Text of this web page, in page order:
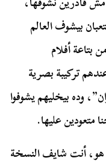
بيشوف العالم
بتاعة أفلام
تركيبة بصرية
وده بيخليهم يشوفوا
متعودين عليها.
أنت شايف النسخة